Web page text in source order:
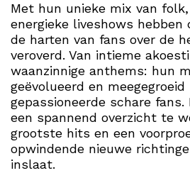
Met hun unieke mix van
energieke liveshows hebben
de harten van fans over de
veroverd. Van intieme
waanzinnige anthems: hun
geëvolueerd en
gepassioneerde schare
een spannend overzicht te
grootste hits en een
opwindende nieuwe
inslaat.